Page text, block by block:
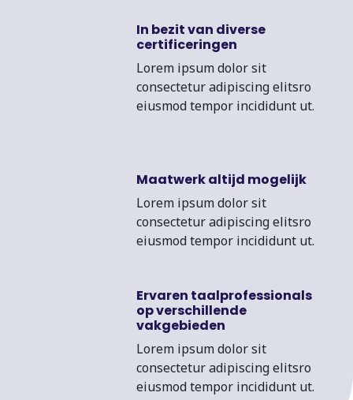
In bezit van diverse
certificeringen
Lorem ipsum dolor sit
consectetur adipiscing elitsro
eiusmod tempor incididunt ut.
Maatwerk altijd mogelijk
Lorem ipsum dolor sit
consectetur adipiscing elitsro
eiusmod tempor incididunt ut.
Ervaren taalprofessionals
op verschillende
vakgebieden
Lorem ipsum dolor sit
consectetur adipiscing elitsro
eiusmod tempor incididunt ut.